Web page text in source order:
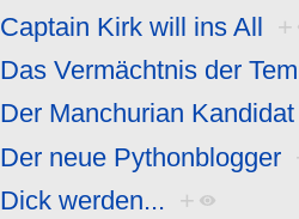
Captain Kirk will ins All +
Das Vermächtnis der
Der Manchurian Kandidat
Der neue Pythonblogger
Dick werden... +